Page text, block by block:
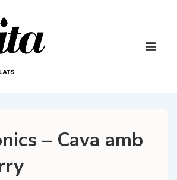
principal
– Cava amb